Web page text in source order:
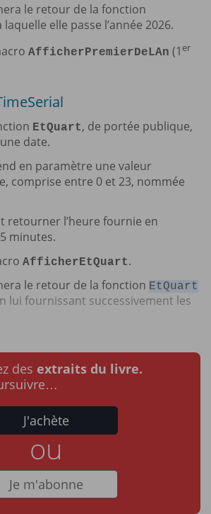
le retour de la fonction
laquelle elle passe l’année 2026.
AfficherPremierDeLAn (1 er
EtQuart, de portée publique,
date.
en paramètre une valeur
comprise entre 0 et 23, nommée
retourner l’heure fournie en
minutes.
AfficherEtQuart.
le retour de la fonction EtQuart
lui fournissant successivement les
des extraits du livre.
J'achète
ou
Je m'abonne